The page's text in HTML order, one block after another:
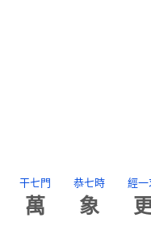
干七門
萬
恭七時
象
經一